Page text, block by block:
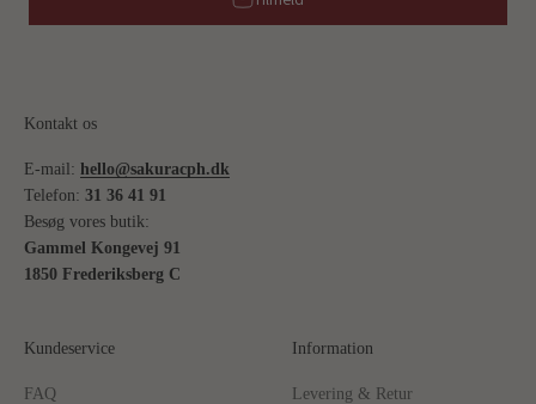
Kontakt os
E-mail: hello@sakuracph.dk
Telefon: 31 36 41 91
Besøg vores butik:
Gammel Kongevej 91
1850 Frederiksberg C
Kundeservice
FAQ
Information
Levering & Retur